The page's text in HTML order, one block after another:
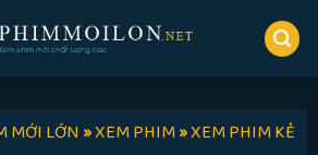
MỚI LỚN»XEM PHIM»XEM PHIM KẺ